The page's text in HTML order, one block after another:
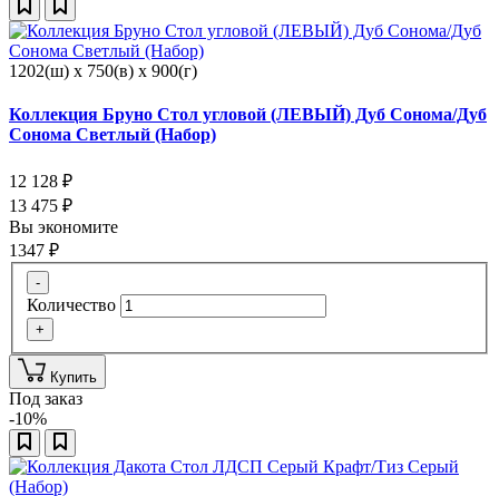
1202(ш) x 750(в) x 900(г)
Коллекция Бруно Стол угловой (ЛЕВЫЙ) Дуб Сонома/Дуб
Сонома Светлый (Набор)
12 128 ₽
13 475 ₽
Вы экономите
1347 ₽
-
Количество
+
Купить
Под заказ
-10%